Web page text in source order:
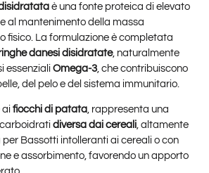
è una fonte proteica di elevato
al mantenimento della massa
fisico. La formulazione è completata
danesi disidratate, naturalmente
essenziali Omega-3, che contribuiscono
del pelo e del sistema immunitario.
ai fiocchi di patata , rappresenta una
diversa dai cereali , altamente
Bassotti intolleranti ai cereali o con
e assorbimento, favorendo un apporto